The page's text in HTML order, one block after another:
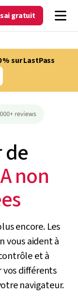
gratuit
sur LastPass
de
non
encore. Les
vous aident à
et à
différents
navigateur.